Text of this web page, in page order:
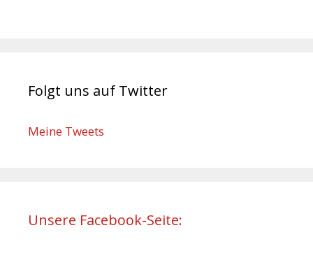
Folgt uns auf Twitter
Meine Tweets
Unsere Facebook-Seite: